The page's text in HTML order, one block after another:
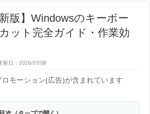
新版】Windowsのキーボー
ット完全ガイド・作業効
新日：2026/07/08
モーション(広告)が含まれています